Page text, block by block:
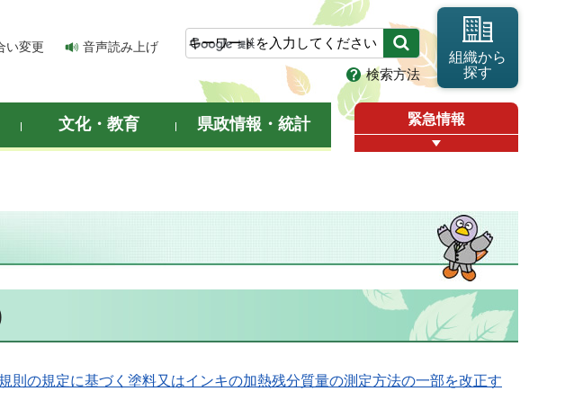
い変更 音声読み上げ
検索方法
組織から
探す
文化・教育 県政情報・統計 緊急情報
則の規定に基づく塗料又はインキの加熱残分質量の測定方法の一部を改正す